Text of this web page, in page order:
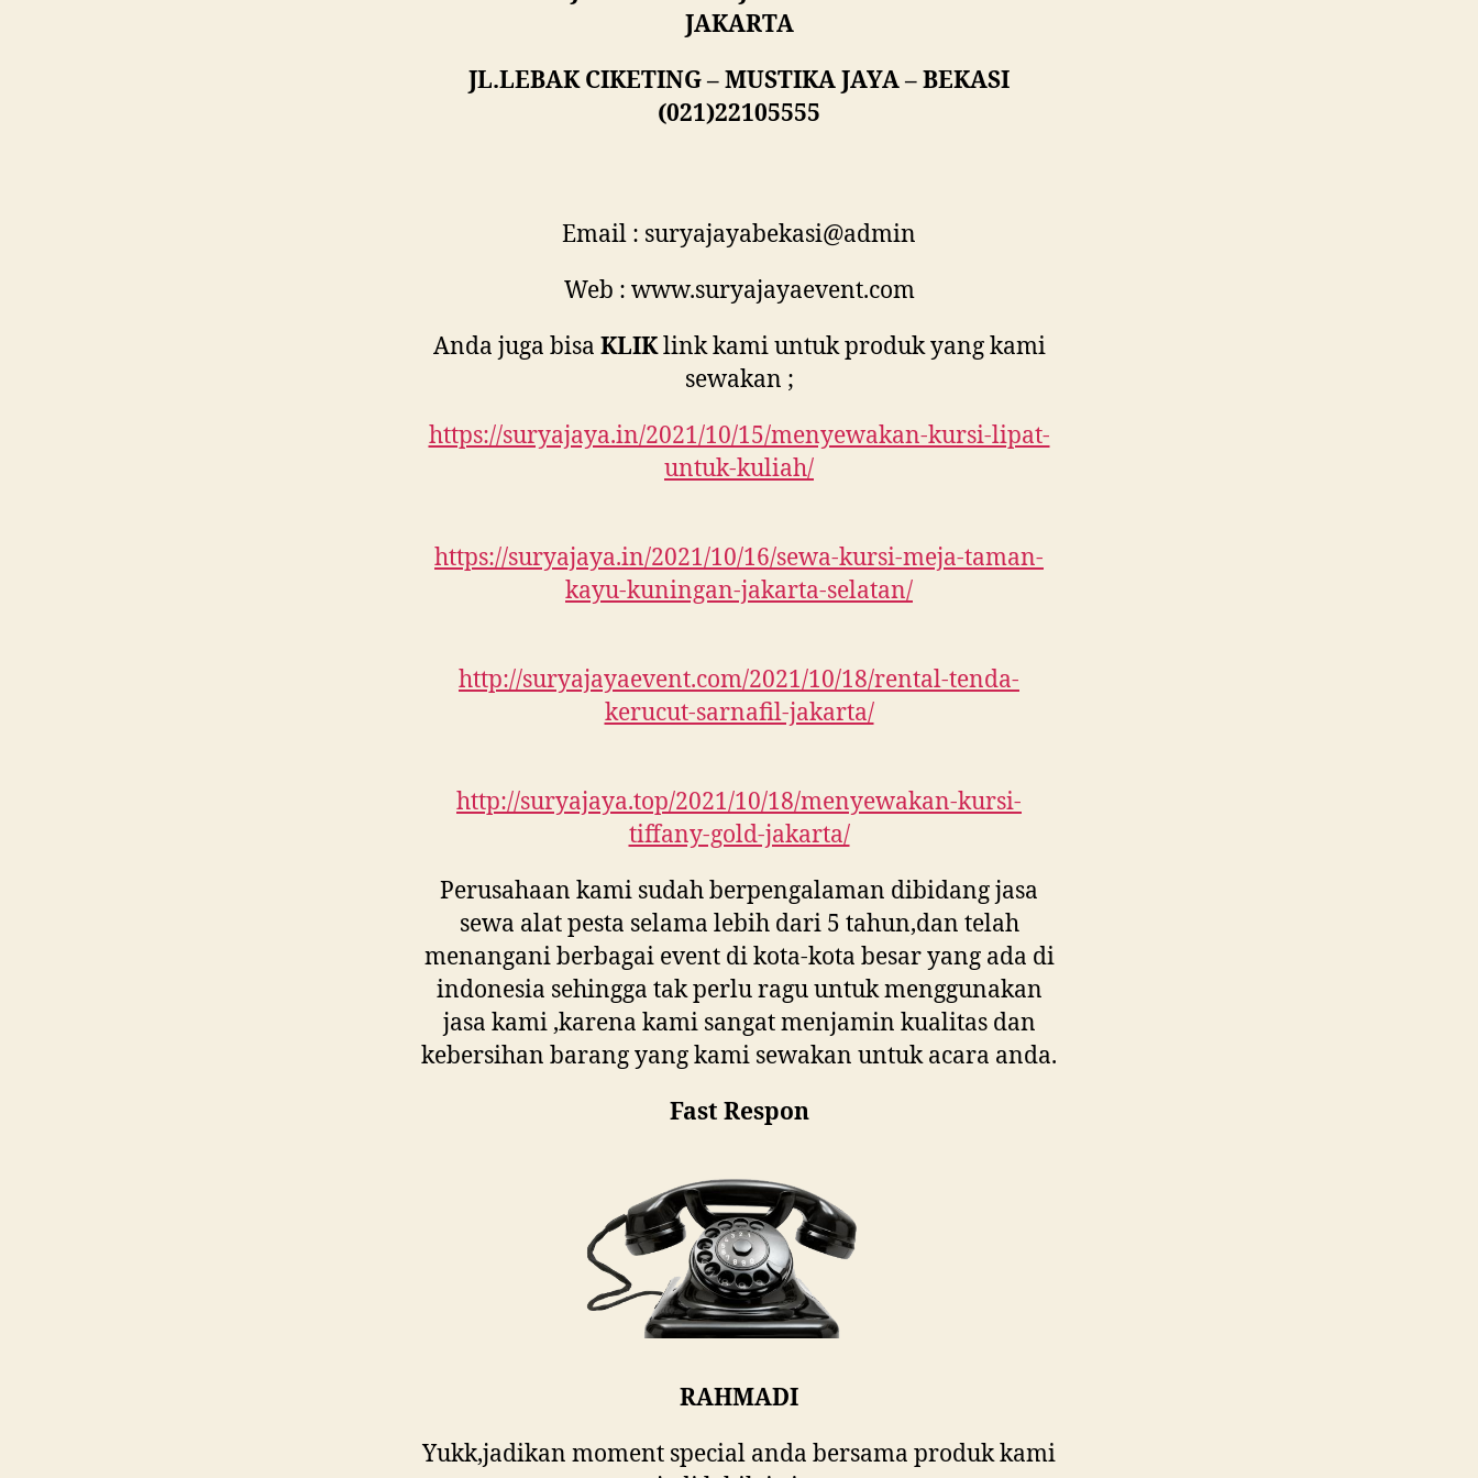
JAKARTA
JL.LEBAK CIKETING – MUSTIKA JAYA – BEKASI
(021)22105555
Email : suryajayabekasi@admin
Web : www.suryajayaevent.com
Anda juga bisa KLIKlink kami untuk produk yang kami
sewakan ;
https://suryajaya.in/2021/10/15/menyewakan-kursi-lipat-
untuk-kuliah/
https://suryajaya.in/2021/10/16/sewa-kursi-meja-taman-
kayu-kuningan-jakarta-selatan/
http://suryajayaevent.com/2021/10/18/rental-tenda-
kerucut-sarnafil-jakarta/
http://suryajaya.top/2021/10/18/menyewakan-kursi-
tiffany-gold-jakarta/
Perusahaan kami sudah berpengalaman dibidang jasa
sewa alat pesta selama lebih dari 5 tahun,dan telah
menangani berbagai event di kota-kota besar yang ada di
indonesia sehingga tak perlu ragu untuk menggunakan
jasa kami ,karena kami sangat menjamin kualitas dan
kebersihan barang yang kami sewakan untuk acara anda.
Fast Respon
RAHMADI
Yukk,jadikan moment special anda bersama produk kami